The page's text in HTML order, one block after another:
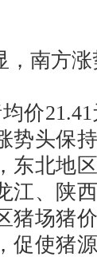
南方涨
21.41
势头保
东北地
江、陕
猪场猪
促使猪